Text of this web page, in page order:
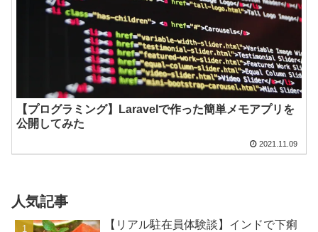
【プログラミング】Laravelで作った簡単メモアプリを
公開してみた
2021.11.09
人気記事
【リアル駐在員体験談】インドで下痢